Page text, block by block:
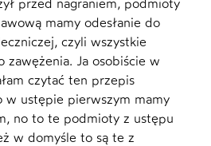
przed nagraniem, podmioty
mamy odesłanie do
czyli wszystkie
zawężenia. Ja osobiście w
czytać ten przepis
w ustępie pierwszym mamy
no to te podmioty z ustępu
w domyśle to są te z